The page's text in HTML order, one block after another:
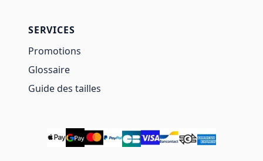
SERVICES
Promotions
Glossaire
Guide des tailles